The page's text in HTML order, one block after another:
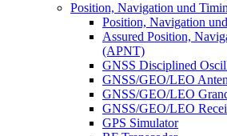
Position, Navigation und
Position, Navigation
Assured Position,
(APNT)
GNSS Disciplined
GNSS/GEO/LEO
GNSS/GEO/LEO
GNSS/GEO/LEO
GPS Simulator